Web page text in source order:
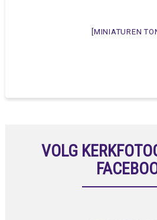
[MINIATUREN
VOLG